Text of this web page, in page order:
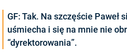
GF: Tak. Na szczęście Paweł
uśmiecha i się na mnie nie
“dyrektorowania”.